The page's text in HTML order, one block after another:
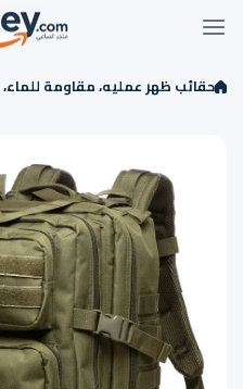
Skip to content
حقائب ظهر عمليه، مقاومة للماء،